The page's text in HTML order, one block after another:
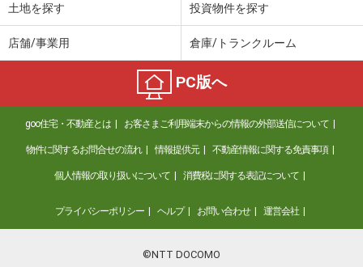
土地を探す 投資物件を探す
店舗/事業用 倉庫/トランクルーム
PC版へ
goo住宅・不動産とは お客さまご利用端末からの情報の外部送信について
物件に関するお問合せの流れ 情報提供元 不動産情報に関する免責事項
個人情報の取り扱いについて 消費税に関する表記について
プライバシーポリシー ヘルプ お問い合わせ 運営会社
©NTT DOCOMO